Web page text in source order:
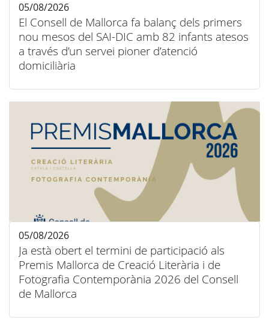
El Consell de Mallorca fa balanç dels primers
nou mesos del SAI-DIC amb 82 infants atesos
a través d’un servei pioner d’atenció
domiciliària
05/08/2026
Ja està obert el termini de participació als
Premis Mallorca de Creació Literària i de
Fotografia Contemporània 2026 del Consell
de Mallorca
05/08/2026